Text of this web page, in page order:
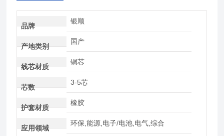
品牌
银顺
产地类别
国产
线芯材质
铜芯
芯数
3-5芯
护套材质
橡胶
应用领域
环保,能源,电子/电池,电气,综合